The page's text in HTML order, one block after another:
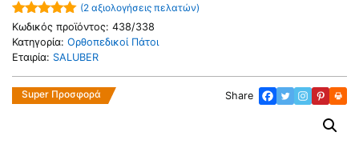
5.00out of
5
(2 αξιολογήσεις πελατών)
Κωδικός προϊόντος: 438/338
Κατηγορία: Ορθοπεδικοί Πάτοι
Εταιρία: SALUBER
Share
Super Προσφορά